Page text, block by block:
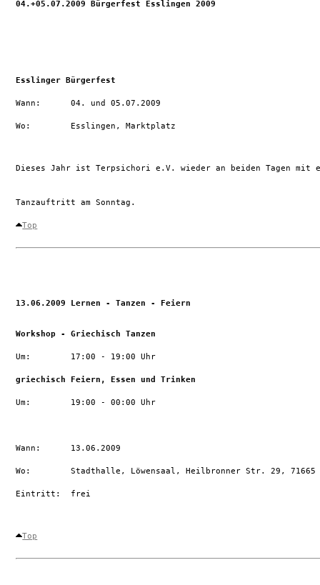
04.+05.07.2009 Bürgerfest Esslingen 2009
Esslinger Bürgerfest
Wann:      04. und 05.07.2009
Wo:        Esslingen, Marktplatz
Dieses Jahr ist Terpsichori e.V. wieder an beiden Tagen mit
Tanzauftritt am Sonntag.
Top
13.06.2009 Lernen - Tanzen - Feiern
Workshop - Griechisch Tanzen
Um:        17:00 - 19:00 Uhr
griechisch Feiern, Essen und Trinken
Um:        19:00 - 00:00 Uhr
Wann:      13.06.2009
Wo:        Stadthalle, Löwensaal, Heilbronner Str. 29, 71665
Eintritt:  frei
Top